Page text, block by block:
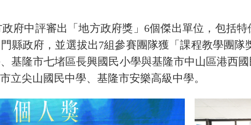
府中評審出「地方政府獎」6個傑出單位，包括
縣政府，並選拔出7組參賽團隊獲「課程教學團
基隆市七堵區長興國民小學與基隆市中山區港西
立尖山國民中學、基隆市安樂高級中學。